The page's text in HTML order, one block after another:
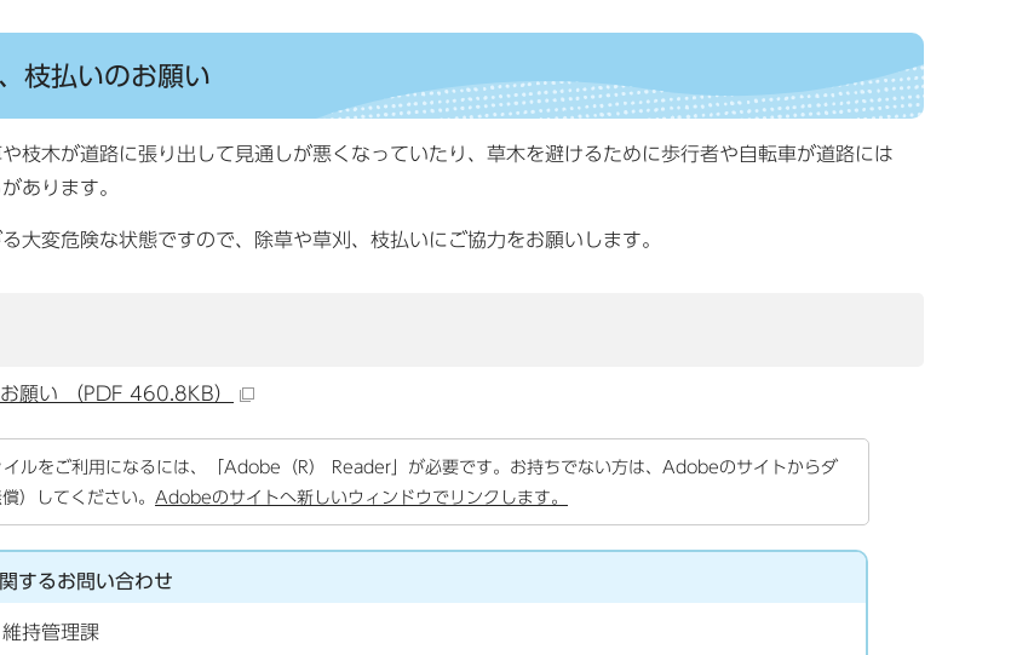
枝払いのお願い
枝木が道路に張り出して見通しが悪くなっていたり、草木を避けるために歩行者や自転車が道路には
あります。
大変危険な状態ですので、除草や草刈、枝払いにご協力をお願いします。
願い （PDF 460.8KB）
イルをご利用になるには、「Adobe（R） Reader」が必要です。お持ちでない方は、Adobeのサイトからダ
）してください。 Adobeのサイトへ新しいウィンドウでリンクします。
するお問い合わせ
持管理課